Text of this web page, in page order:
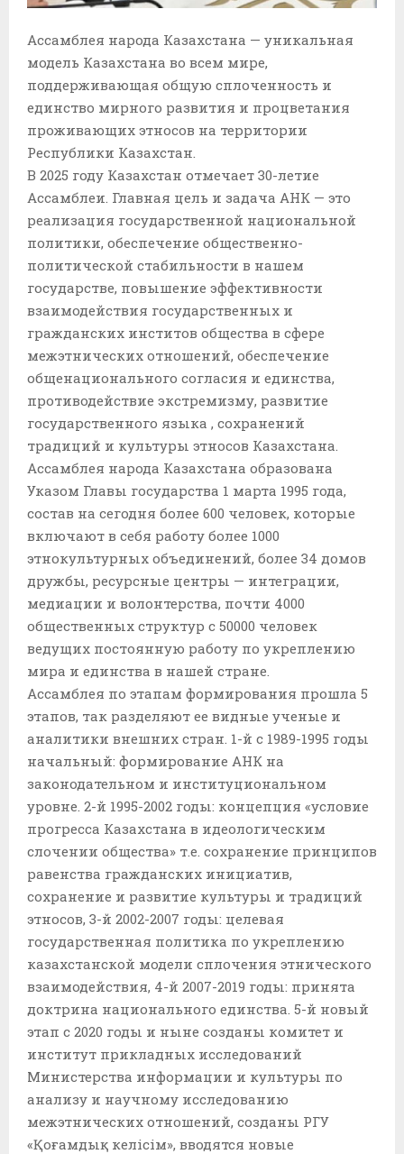
Ассамблея народа Казахстана — уникальная
модель Казахстана во всем мире,
поддерживающая общую сплоченность и
единство мирного развития и процветания
проживающих этносов на территории
Республики Казахстан.
В 2025 году Казахстан отмечает 30-летие
Ассамблеи. Главная цель и задача АНК — это
реализация государственной национальной
политики, обеспечение общественно-
политической стабильности в нашем
государстве, повышение эффективности
взаимодействия государственных и
гражданских инститов общества в сфере
межэтнических отношений, обеспечение
общенационального согласия и единства,
противодействие экстремизму, развитие
государственного языка , сохранений
традиций и культуры этносов Казахстана.
Ассамблея народа Казахстана образована
Указом Главы государства 1 марта 1995 года,
состав на сегодня более 600 человек, которые
включают в себя работу более 1000
этнокультурных объединений, более 34 домов
дружбы, ресурсные центры — интеграции,
медиации и волонтерства, почти 4000
общественных структур с 50000 человек
ведущих постоянную работу по укреплению
мира и единства в нашей стране.
Ассамблея по этапам формирования прошла 5
этапов, так разделяют ее видные ученые и
аналитики внешних стран. 1-й с 1989-1995 годы
начальный: формирование АНК на
законодательном и институциональном
уровне. 2-й 1995-2002 годы: концепция «условие
прогресса Казахстана в идеологическим
слочении общества» т.е. сохранение принципов
равенства гражданских инициатив,
сохранение и развитие культуры и традиций
этносов, 3-й 2002-2007 годы: целевая
государственная политика по укреплению
казахстанской модели сплочения этнического
взаимодействия, 4-й 2007-2019 годы: принята
доктрина национального единства. 5-й новый
этап с 2020 годы и ныне созданы комитет и
институт прикладных исследований
Министерства информации и культуры по
анализу и научному исследованию
межэтнических отношений, созданы РГУ
«Қоғамдық келісім», вводятся новые